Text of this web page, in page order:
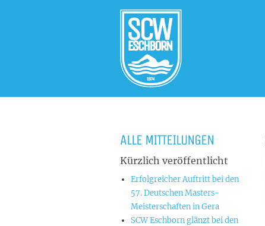
ALLE MITTEILUNGEN
Kürzlich veröffentlicht
Erfolgreicher Auftritt bei den
57. Deutschen Masters-
Meisterschaften in Gera
SCW Eschborn glänzt bei den